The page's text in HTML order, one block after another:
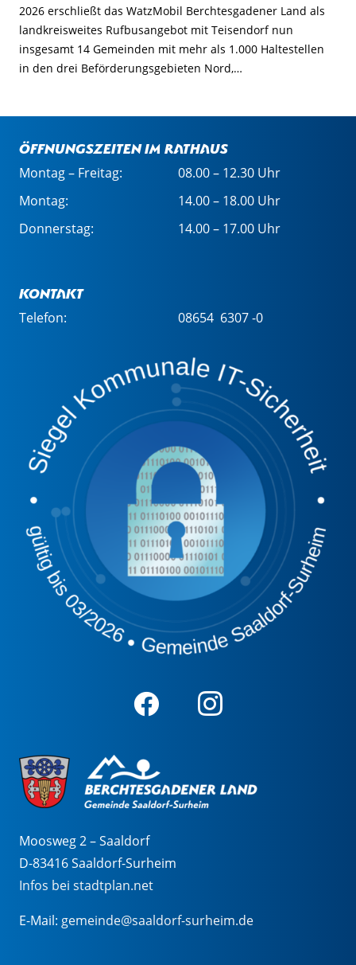
2026 erschließt das WatzMobil Berchtesgadener Land als
landkreisweites Rufbusangebot mit Teisendorf nun
insgesamt 14 Gemeinden mit mehr als 1.000 Haltestellen
in den drei Beförderungsgebieten Nord,…
Öffnungszeiten im Rathaus
Montag – Freitag:
08.00 – 12.30 Uhr
Montag:
14.00 – 18.00 Uhr
Donnerstag:
14.00 – 17.00 Uhr
Kontakt
Telefon: 08654 6307 -0
Moosweg 2 – Saaldorf
D-83416 Saaldorf-Surheim
Infos bei stadtplan.net
E-Mail: gemeinde@saaldorf-surheim.de